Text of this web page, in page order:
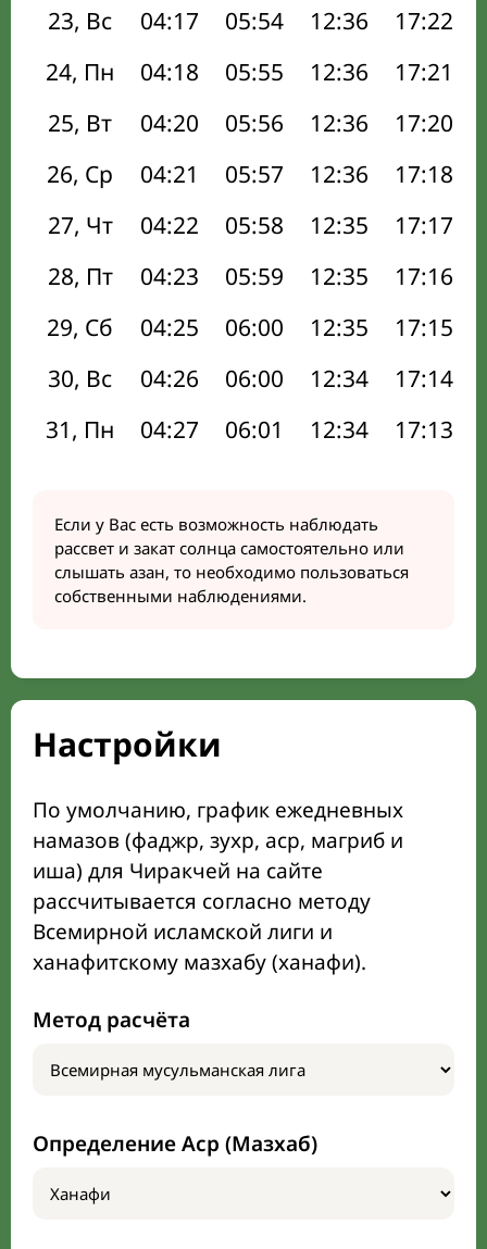
23, Вс
04:17 05:54 12:36 17:22
24, Пн
04:18 05:55 12:36 17:21
25, Вт
04:20 05:56 12:36 17:20
26, Ср
04:21 05:57 12:36 17:18
27, Чт
04:22 05:58 12:35 17:17
28, Пт
04:23 05:59 12:35 17:16
29, Сб
04:25 06:00 12:35 17:15
30, Вс
04:26 06:00 12:34 17:14
31, Пн
04:27 06:01 12:34 17:13
Если у Вас есть возможность наблюдать
рассвет и закат солнца самостоятельно или
слышать азан, то необходимо пользоваться
собственными наблюдениями.
Настройки
По умолчанию, график ежедневных
намазов (фаджр, зухр, аср, магриб и
иша) для Чиракчей на сайте
рассчитывается согласно методу
Всемирной исламской лиги и
ханафитскому мазхабу (ханафи).
Метод расчёта
Определение Аср (Мазхаб)